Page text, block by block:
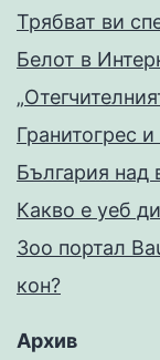
Трябват ви
Белот в
Гранитогрес
България над
Какво е уеб
Зоо портал
кон?
Архив